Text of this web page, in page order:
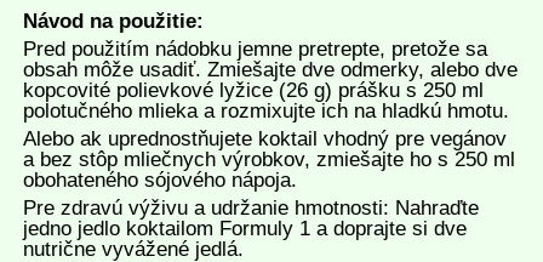
Návod na použitie:
Pred použitím nádobku jemne pretrepte, pretože sa
obsah môže usadiť. Zmiešajte dve odmerky, alebo dve
kopcovité polievkové lyžice (26 g) prášku s 250 ml
polotučného mlieka a rozmixujte ich na hladkú hmotu.
Alebo ak uprednostňujete koktail vhodný pre vegánov
a bez stôp mliečnych výrobkov, zmiešajte ho s 250 ml
obohateného sójového nápoja.
Pre zdravú výživu a udržanie hmotnosti: Nahraďte
jedno jedlo koktailom Formuly 1 a doprajte si dve
nutrične vyvážené jedlá.